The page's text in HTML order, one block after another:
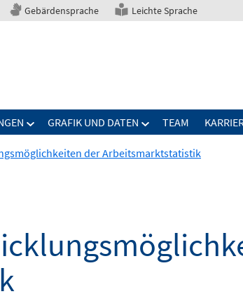
Gebärdensprache Leichte Sprache
GRAFIK UND DATEN TEAM
der Arbeitsmarktstatistik